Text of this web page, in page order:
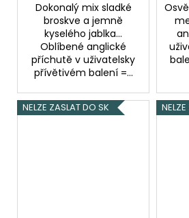
Dokonalý mix sladké
broskve a jemně
kyselého jablka...
Oblíbené anglické
příchutě v uživatelsky
přívětivém balení =...
NELZE ZASLAT DO SK